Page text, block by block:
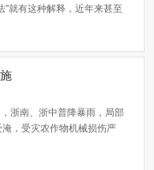
就有这种解释，近年来甚至
浙南、浙中普降暴雨，局部
，受灾农作物机械损伤严